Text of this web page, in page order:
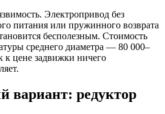
Электропривод без
питания или пружинного возврата
бесполезным. Стоимость
среднего диаметра — 80 000–
к цене задвижки ничего
вариант: редуктор